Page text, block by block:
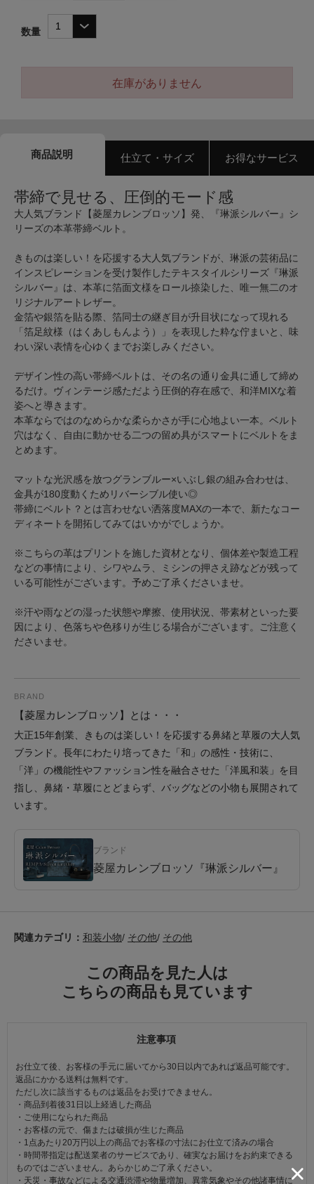
数量
在庫がありません
商品説明 仕立て・サイズ お得なサービス
帯締で見せる、圧倒的モード感
大人気ブランド【菱屋カレンブロッソ】発、『琳派シルバー』シ
リーズの本革帯締ベルト。
きものは楽しい！を応援する大人気ブランドが、琳派の芸術品に
インスピレーションを受け製作したテキスタイルシリーズ『琳派
シルバー』は、本革に箔面文様をロール捺染した、唯一無二のオ
リジナルアートレザー。
金箔や銀箔を貼る際、箔同士の継ぎ目が升目状になって現れる
「箔足紋様（はくあしもんよう）」を表現した粋な佇まいと、味
わい深い表情を心ゆくまでお楽しみください。
デザイン性の高い帯締ベルトは、その名の通り金具に通して締め
るだけ。ヴィンテージ感ただよう圧倒的存在感で、和洋MIXな着
姿へと導きます。
本革ならではのなめらかな柔らかさが手に心地よい一本。ベルト
穴はなく、自由に動かせる二つの留め具がスマートにベルトをま
とめます。
マットな光沢感を放つグランブルー×いぶし銀の組み合わせは、
金具が180度動くためリバーシブル使い◎
帯締にベルト？とは言わせない洒落度MAXの一本で、新たなコー
ディネートを開拓してみてはいかがでしょうか。
※こちらの革はプリントを施した資材となり、個体差や製造工程
などの事情により、シワやムラ、ミシンの押さえ跡などが残って
いる可能性がございます。予めご了承くださいませ。
※汗や雨などの湿った状態や摩擦、使用状況、帯素材といった要
因により、色落ちや色移りが生じる場合がございます。ご注意く
ださいませ。
BRAND
【菱屋カレンブロッソ】とは・・・
大正15年創業、きものは楽しい！を応援する鼻緒と草履の大人気
ブランド。長年にわたり培ってきた「和」の感性・技術に、
「洋」の機能性やファッション性を融合させた「洋風和装」を目
指し、鼻緒・草履にとどまらず、バッグなどの小物も展開されて
います。
ブランド
菱屋カレンブロッソ『琳派シルバー』
関連カテゴリ： 和装小物/ その他/ その他
この商品を見た人は
こちらの商品も見ています
注意事項
お仕立て後、お客様の手元に届いてから30日以内であれば返品可能です。
返品にかかる送料は無料です。
ただし次に該当するものは返品をお受けできません。
・商品到着後31日以上経過した商品
・ご使用になられた商品
・お客様の元で、傷または破損が生じた商品
・1点あたり20万円以上の商品でお客様の寸法にお仕立て済みの場合
・時間帯指定は配送業者のサービスであり、確実なお届けをお約束できる
ものではございません。あらかじめご了承ください。
・天災・事故などによる交通渋滞や物量増加、異常気象やその他諸事情に